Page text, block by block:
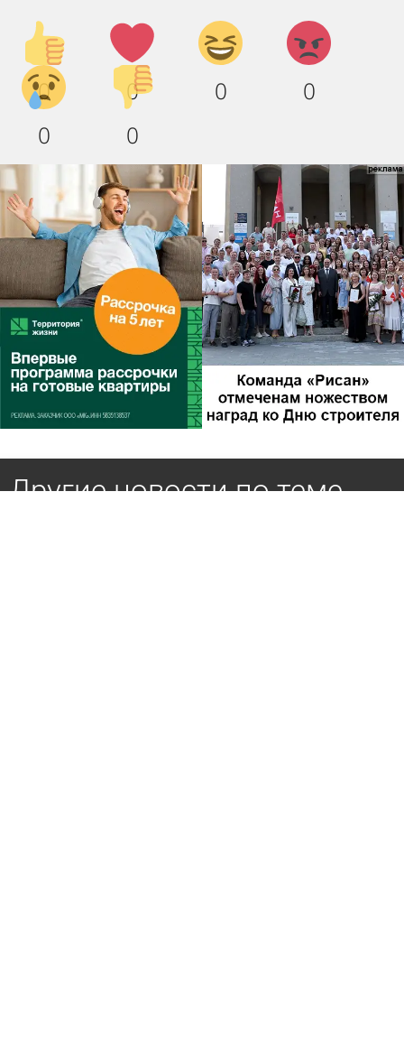
Палец
вверх!
0
Лайк!
0
Дикий
смех!
0
Агрессия!
0
Грусть
:(
0
Палец
вниз!
0
Другие новости по теме